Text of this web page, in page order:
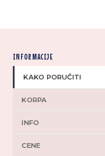
INFORMACIJE
KAKO PORUČITI
KORPA
INFO
CENE